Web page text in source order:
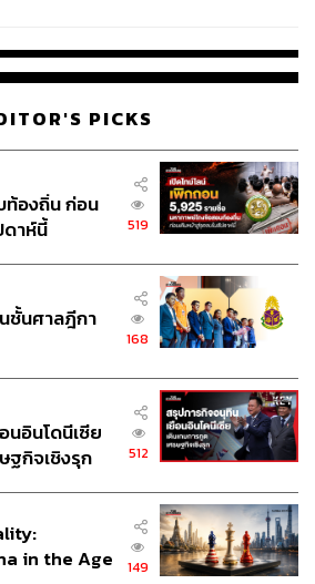
PICKS
ท้องถิ่น ก่อน
าห์นี้
519
ชั้นศาลฎีกา
168
นอินโดนีเซีย
ฐกิจเชิงรุก
512
in the Age
149